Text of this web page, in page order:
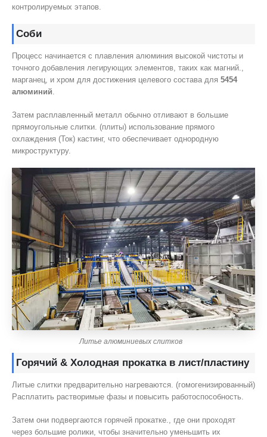
контролируемых этапов.
Соби
Процесс начинается с плавления алюминия высокой чистоты и
точного добавления легирующих элементов, таких как магний.,
марганец, и хром для достижения целевого состава для 5454
алюминий.
Затем расплавленный металл обычно отливают в большие
прямоугольные слитки. (плиты) использование прямого
охлаждения (Ток) кастинг, что обеспечивает однородную
микроструктуру.
Литье алюминиевых слитков
Горячий & Холодная прокатка в лист/пластину
Литые слитки предварительно нагреваются. (гомогенизированный)
Расплатить растворимые фазы и повысить работоспособность.
Затем они подвергаются горячей прокатке., где они проходят
через большие ролики, чтобы значительно уменьшить их